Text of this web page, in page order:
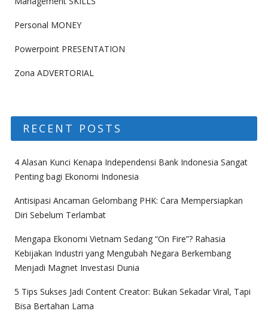
Personal MONEY
Powerpoint PRESENTATION
Zona ADVERTORIAL
RECENT POSTS
4 Alasan Kunci Kenapa Independensi Bank Indonesia Sangat
Penting bagi Ekonomi Indonesia
Antisipasi Ancaman Gelombang PHK: Cara Mempersiapkan
Diri Sebelum Terlambat
Mengapa Ekonomi Vietnam Sedang “On Fire”? Rahasia
Kebijakan Industri yang Mengubah Negara Berkembang
Menjadi Magnet Investasi Dunia
5 Tips Sukses Jadi Content Creator: Bukan Sekadar Viral, Tapi
Bisa Bertahan Lama